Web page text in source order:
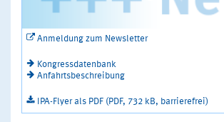
Anmeldung zum Newsletter
Kongressdatenbank
Anfahrtsbeschreibung
IPA-Flyer als PDF (PDF, 732 kB, barrierefrei)